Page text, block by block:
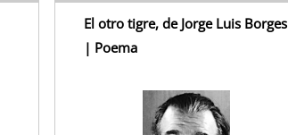
El otro tigre, de Jorge Luis Borges
| Poema